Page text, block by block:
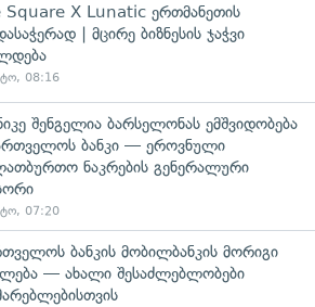
Square X Lunatic ერთმანეთის
| მცირე ბიზნესის ჯაჭვი
08:16
შენგელია ბარსელონას ემშვიდობება
ბანკი — ეროვნული
ნაკრების გენერალური
07:20
ბანკის მობილბანკის მორიგი
— ახალი შესაძლებლობები